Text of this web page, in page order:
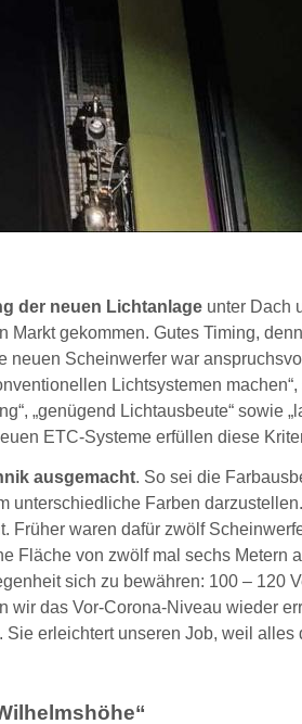
der neuen Lichtanlage unter Dach
gekommen. Gutes Timing,
neuen Scheinwerfer war
Lichtsystemen
„genügend Lichtausbeute“ sowie
ETC-Systeme erfüllen diese
ausgemacht. So sei die
unterschiedliche Farben
Früher waren dafür zwölf
Fläche von zwölf mal sechs Metern
sich zu bewähren: 100 – 120
das Vor-Corona-Niveau wieder
erleichtert unseren Job, weil alles